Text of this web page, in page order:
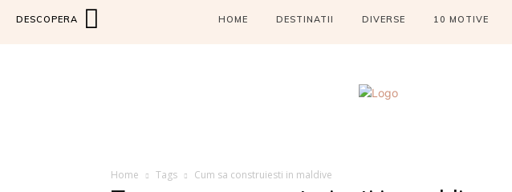
DESCOPERA HOME DESTINATII DIVERSE 10 MOTIVE
Home Tags Cum sa construiesti in maldive